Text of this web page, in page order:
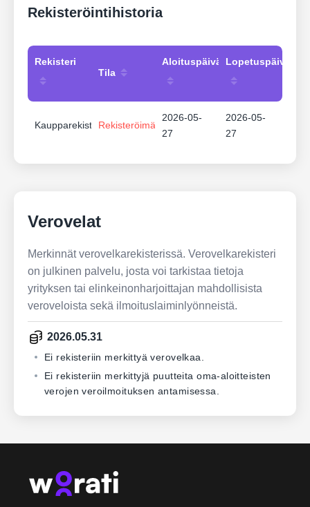
Rekisteröintihistoria
Rekisteri
Tila
Aloituspäivämäärä
KaupparekisteriRekisteröimätön
2026-05-
27
2026-05-
27
Verovelat
Merkinnät verovelkarekisterissä. Verovelkarekisteri
on julkinen palvelu, josta voi tarkistaa tietoja
yrityksen tai elinkeinonharjoittajan mahdollisista
veroveloista sekä ilmoituslaiminlyönneistä.
2026.05.31
Ei rekisteriin merkittyä verovelkaa.
Ei rekisteriin merkittyjä puutteita oma-aloitteisten
verojen veroilmoituksen antamisessa.